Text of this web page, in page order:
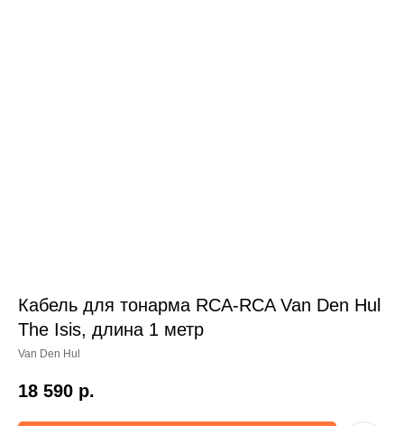
Кабель для тонарма RCA-RCA Van Den Hul
The Isis, длина 1 метр
Van Den Hul
18 590 р.